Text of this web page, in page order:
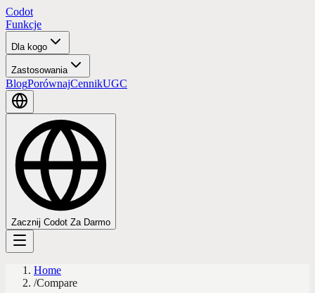
Codot
Funkcje
Dla kogo
Zastosowania
BlogPorównajCennikUGC
Zacznij Codot Za Darmo
Home
/Compare